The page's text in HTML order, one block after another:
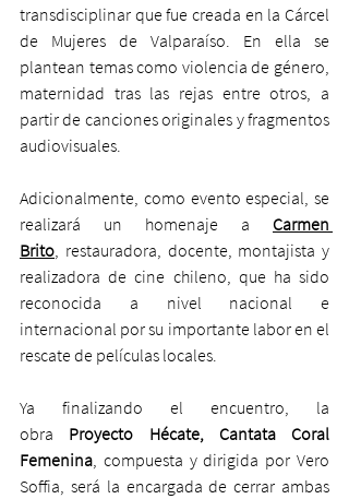
transdisciplinar que fue creada en la Cárcel
de Mujeres de Valparaíso. En ella se
plantean temas como violencia de género,
maternidad tras las rejas entre otros, a
partir de canciones originales y fragmentos
audiovisuales.
Adicionalmente, como evento especial, se
realizará un homenaje a Carmen
Brito, restauradora, docente, montajista y
realizadora de cine chileno, que ha sido
reconocida a nivel nacional e
internacional por su importante labor en el
rescate de películas locales.
Ya finalizando el encuentro, la
obra Proyecto Hécate, Cantata Coral
Femenina, compuesta y dirigida por Vero
Soffia, será la encargada de cerrar ambas